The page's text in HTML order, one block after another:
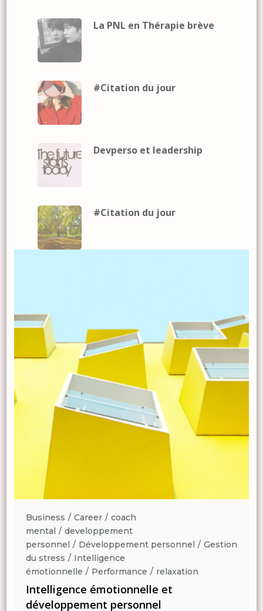
La PNL en Thérapie brève
#Citation du jour
Devperso et leadership
#Citation du jour
Business Career
coach
mental
developpement
personnel
Développement personnel
Gestion
du stress
Intelligence
émotionnelle
Performance relaxation
Intelligence émotionnelle et
développement personnel